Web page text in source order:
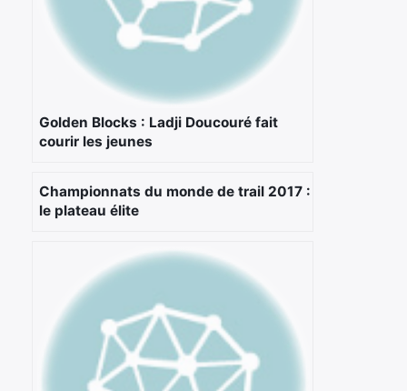
Golden Blocks : Ladji Doucouré fait
courir les jeunes
Championnats du monde de trail 2017 :
le plateau élite
Rechercher